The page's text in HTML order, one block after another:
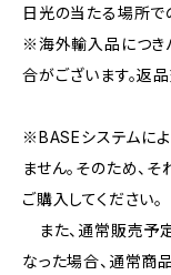
日光の当たる場所で
※海外輸入品につき
合がございます。返
※BASEシステムに
ません。そのため、
ご購入してください。
また、通常販売予
なった場合、通常商